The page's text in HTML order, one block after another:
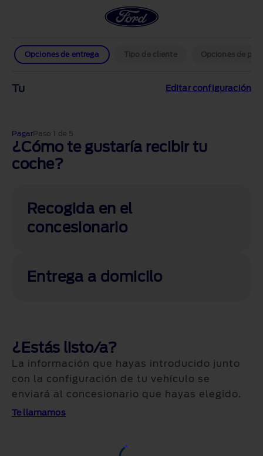
Opciones de entrega Tipo de cliente Opciones de
Tu Editar configuración
PagarPaso 1 de 5
¿Cómo te gustaría recibir tu
coche?
Recogida en el
concesionario
Entrega a domicilo
¿Estás listo/a?
La información que hayas introducido junto
con la configuración de tu vehículo se
enviará al concesionario que hayas elegido.
Te llamamos